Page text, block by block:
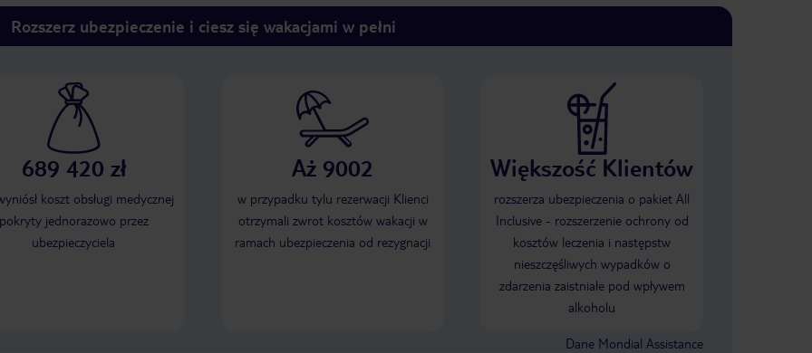
Rozszerz ubezpieczenie i ciesz się wakacjami w pełni
689 420 zł
koszt obsługi medycznej
pokryty jednorazowo przez
ubezpieczyciela
Aż 9002
w przypadku tylu rezerwacji Klienci
otrzymali zwrot kosztów wakacji w
ramach ubezpieczenia od rezygnacji
Większość Klientów
rozszerza ubezpieczenia o pakiet All
Inclusive - rozszerzenie ochrony od
kosztów leczenia i następstw
nieszczęśliwych wypadków o
zdarzenia zaistniałe pod wpływem
alkoholu
Dane Mondial Assistance